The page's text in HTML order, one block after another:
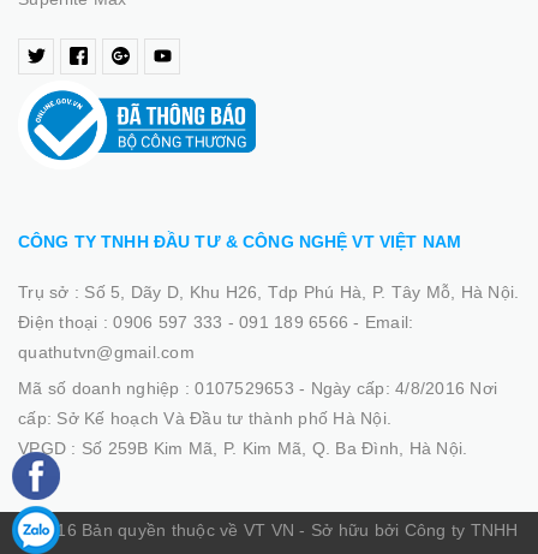
CÔNG TY TNHH ĐẦU TƯ & CÔNG NGHỆ VT VIỆT NAM
Trụ sở : Số 5, Dãy D, Khu H26, Tdp Phú Hà, P. Tây Mỗ, Hà Nội.
Điện thoại :0906 597 333 - 091 189 6566 - Email:
quathutvn@gmail.com
Mã số doanh nghiệp :0107529653 - Ngày cấp: 4/8/2016 Nơi
cấp: Sở Kế hoạch Và Đầu tư thành phố Hà Nội.
VPGD : Số 259B Kim Mã, P. Kim Mã, Q. Ba Đình, Hà Nội.
© 2016 Bản quyền thuộc về VT VN - Sở hữu bởi Công ty TNHH